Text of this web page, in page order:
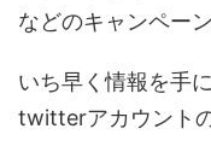
などのキャンペー
いち早く情報を手
twitterアカウント